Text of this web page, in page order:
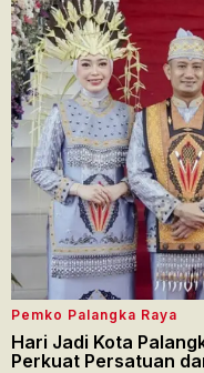
Pemko Palangka Raya
Hari Jadi Kota
Perkuat Persatuan